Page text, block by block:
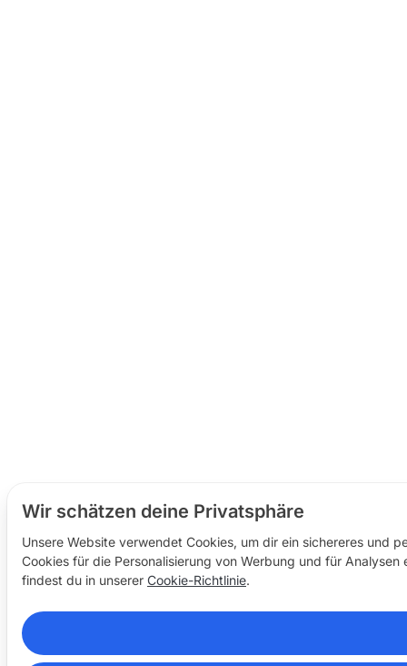
Wir schätzen deine Privatsphäre
Unsere Website verwendet Cookies, um dir ein sichereres und
Cookies für die Personalisierung von Werbung und für
findest du in unserer Cookie-Richtlinie.